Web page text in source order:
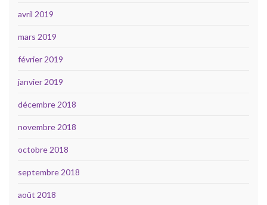
avril 2019
mars 2019
février 2019
janvier 2019
décembre 2018
novembre 2018
octobre 2018
septembre 2018
août 2018